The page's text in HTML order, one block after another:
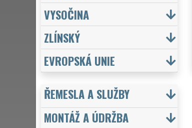
VYSOČINA
ZLÍNSKÝ
EVROPSKÁ UNIE
ŘEMESLA A SLUŽBY
MONTÁŽ A ÚDRŽBA